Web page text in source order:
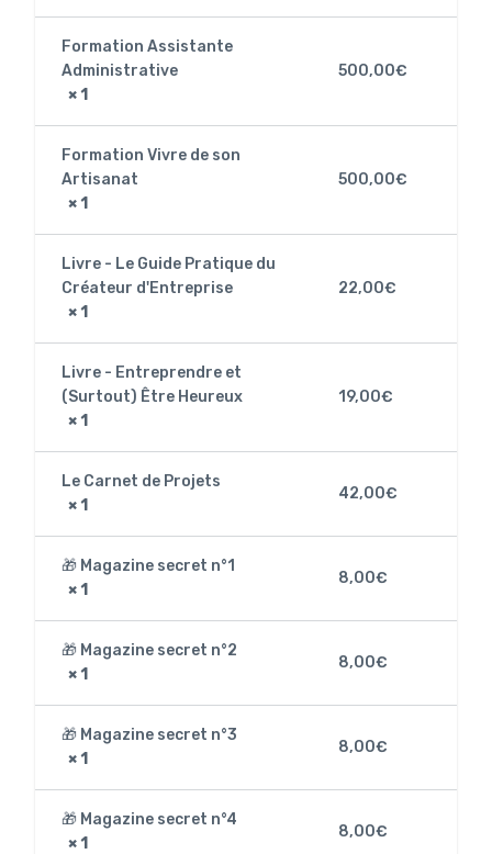
Formation Assistante
Administrative
× 1
500,00€
Formation Vivre de son
Artisanat
× 1
500,00€
Livre - Le Guide Pratique du
Créateur d'Entreprise
× 1
22,00€
Livre - Entreprendre et
(Surtout) Être Heureux
× 1
19,00€
Le Carnet de Projets
× 1
42,00€
🎁 Magazine secret n°1
× 1
8,00€
🎁 Magazine secret n°2
× 1
8,00€
🎁 Magazine secret n°3
× 1
8,00€
🎁 Magazine secret n°4
× 1
8,00€